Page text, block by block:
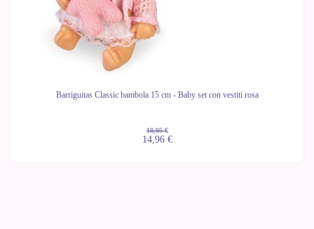
Barriguitas Classic bambola 15 cm - Baby set con vestiti rosa
18,95 €
14,96 €